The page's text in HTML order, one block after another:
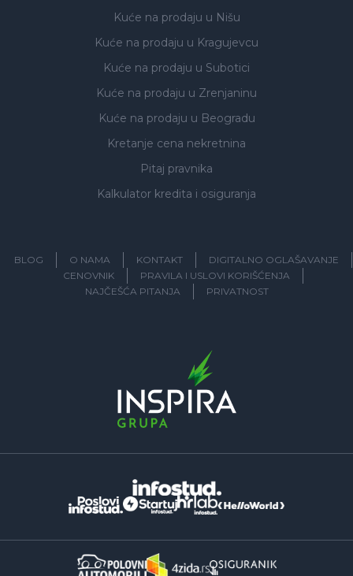
Kuće na prodaju u Nišu
Kuće na prodaju u Kragujevcu
Kuće na prodaju u Subotici
Kuće na prodaju u Zrenjaninu
Kuće na prodaju u Beogradu
Kretanje cena nekretnina
Pitaj pravnika
Kalkulator kredita i osiguranja
BLOG O NAMA KONTAKT
DIGITALNO OGLAŠAVANJE
CENOVNIK
PRAVILA I USLOVI KORIŠĆENJA
NAJČEŠĆA PITANJA
PRIVATNOST